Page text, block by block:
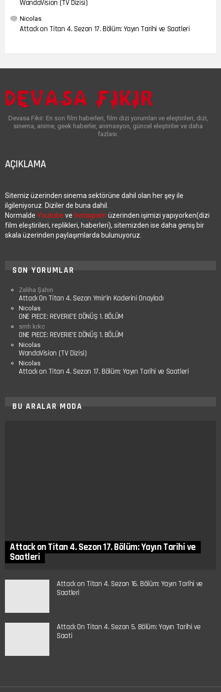
WandaVision (TV Dizisi)
Nicolas
Attack on Titan 4. Sezon 17. Bölüm: Yayın Tarihi ve Saatleri
Devasa Fikir: En son film haberleri, film dizi yorumları ve eleştirileri, dizi,
sinema, anime, geek haberler, animasyon, güncel eleştiriler ve daha
fazlası.
AÇIKLAMA
Sitemiz üzerinden sinema sektörüne dahil olan her şey ile
ilgileniyoruz. Diziler de buna dahil.
Normalde Youtube ve İnstagram üzerinden işimizi yapıyorken(dizi
film eleştirileri, replikleri, haberleri), sitemizden ise daha geniş bir
skala üzerinden paylaşımlarda bulunuyoruz.
SON YORUMLAR
Zeliha Şahin
Attack On Titan 4. Sezon Ymir’in Kaderini Onayladı
Nicolas
ONE PIECE: REVERIE’E DÖNÜŞ 1. BÖLÜM
smh krkc
ONE PIECE: REVERIE’E DÖNÜŞ 1. BÖLÜM
Nicolas
WandaVision (TV Dizisi)
Nicolas
Attack on Titan 4. Sezon 17. Bölüm: Yayın Tarihi ve Saatleri
BU ARALAR MODA
Attack on Titan 4. Sezon 17. Bölüm: Yayın Tarihi ve
Saatleri
Attack on Titan 4. Sezon 16. Bölüm: Yayın Tarihi ve
Saatleri
Attack On Titan 4. Sezon 5. Bölüm: Yayın Tarihi ve
Saati